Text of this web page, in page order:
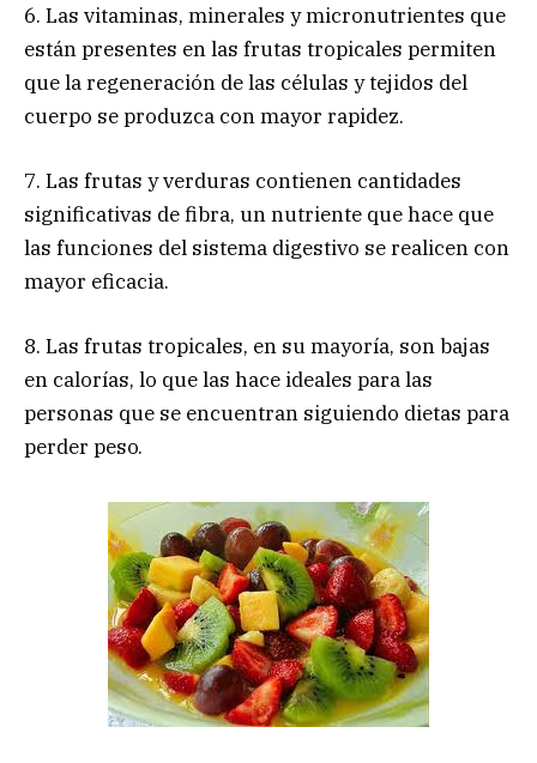
6. Las vitaminas, minerales y micronutrientes que
están presentes en las frutas tropicales permiten
que la regeneración de las células y tejidos del
cuerpo se produzca con mayor rapidez.
7. Las frutas y verduras contienen cantidades
significativas de fibra, un nutriente que hace que
las funciones del sistema digestivo se realicen con
mayor eficacia.
8. Las frutas tropicales, en su mayoría, son bajas
en calorías, lo que las hace ideales para las
personas que se encuentran siguiendo dietas para
perder peso.